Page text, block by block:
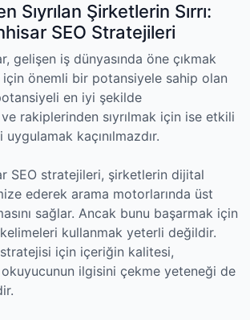
Sıyrılan Şirketlerin Sırrı:
SEO Stratejileri
gelişen iş dünyasında öne çıkmak
önemli bir potansiyele sahip olan
en iyi şekilde
rakiplerinden sıyrılmak için ise etkili
kaçınılmazdır.
SEO stratejileri, şirketlerin dijital
ederek arama motorlarında üst
sağlar. Ancak bunu başarmak için
kullanmak yeterli değildir.
stratejisi için içeriğin kalitesi,
ilgisini çekme yeteneği de